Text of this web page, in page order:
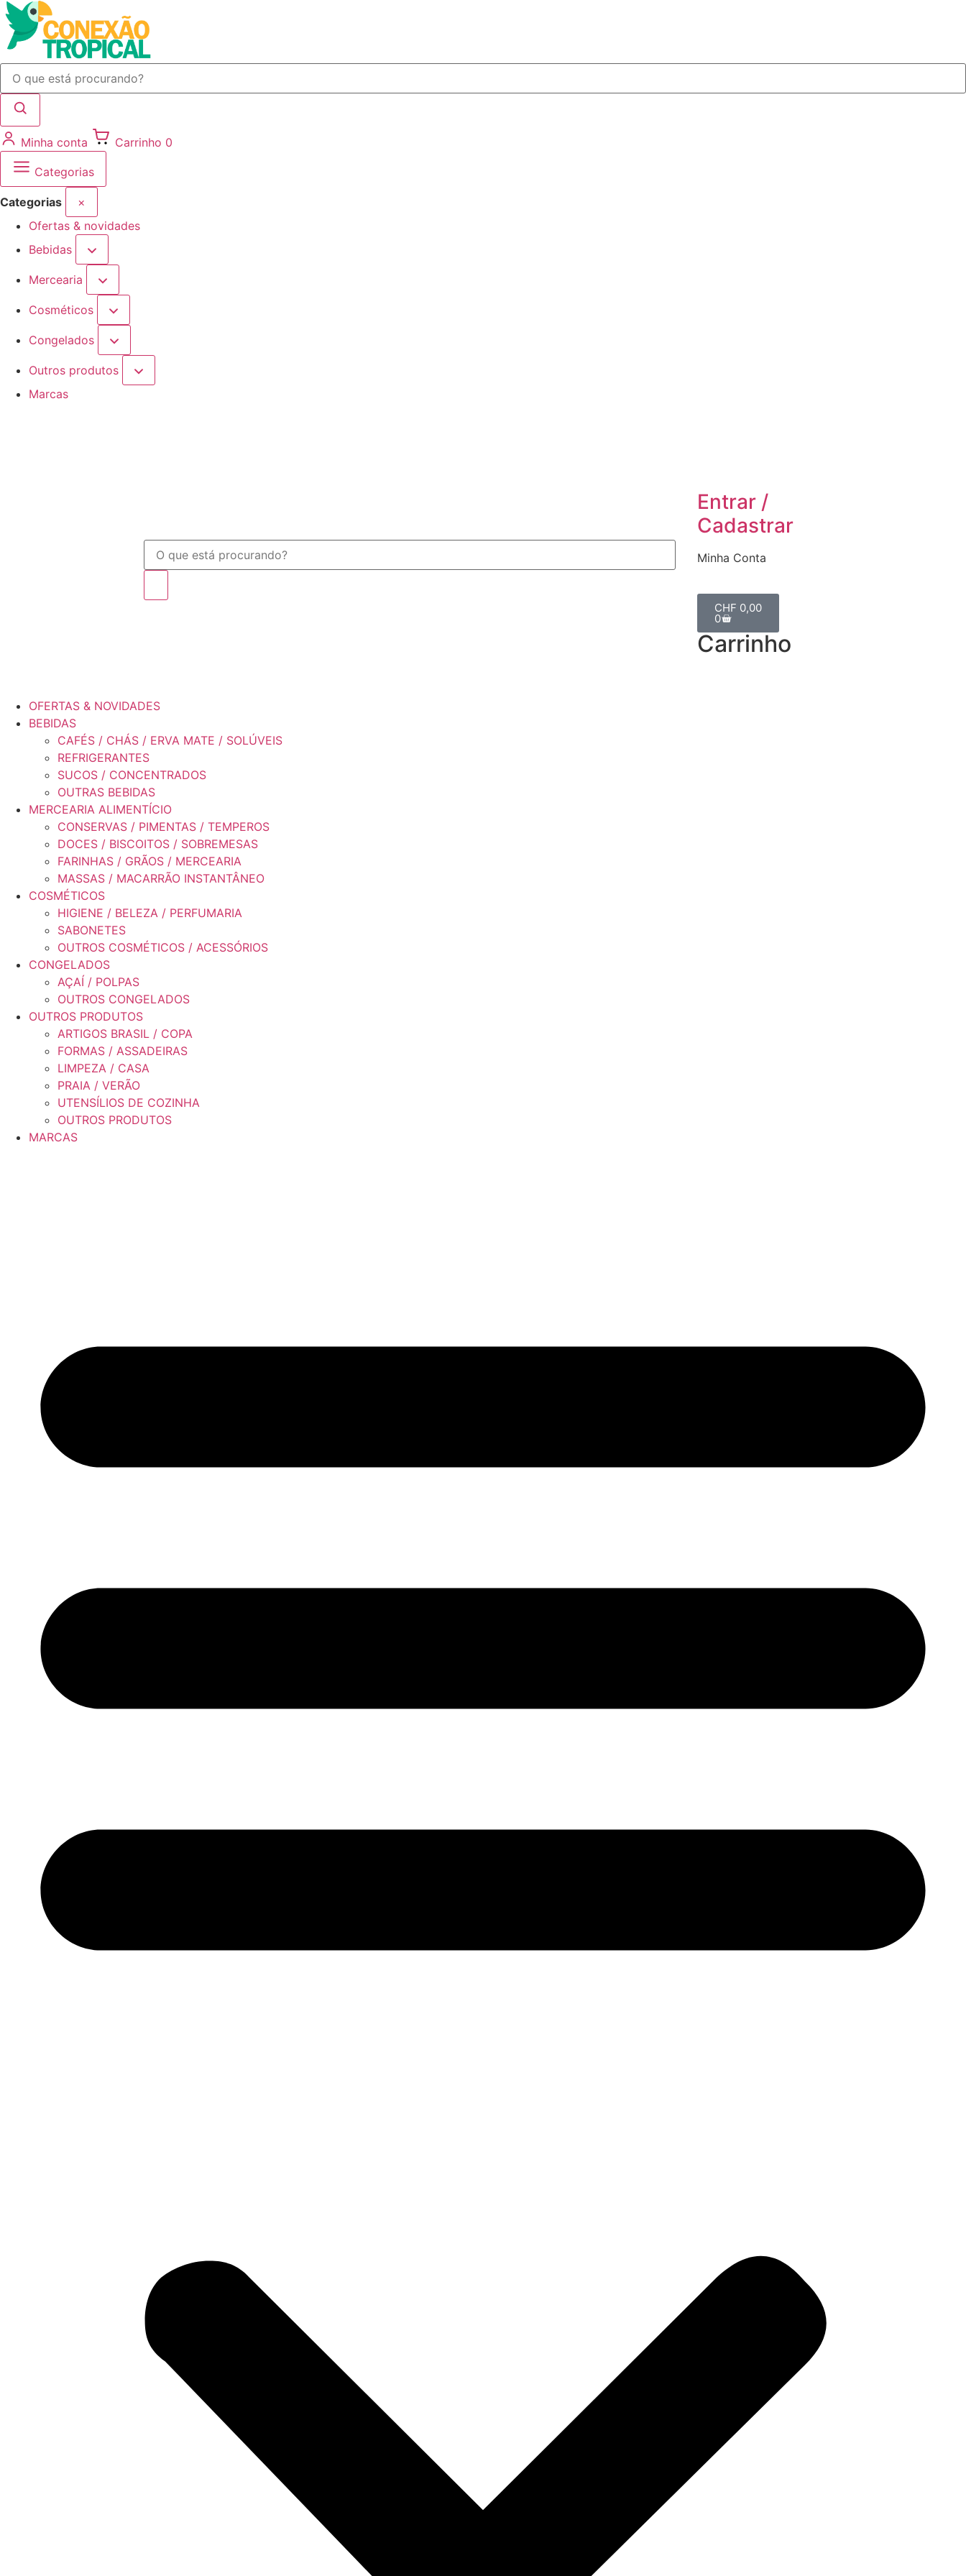
Minha conta Carrinho 0
Categorias
Categorias
×
Ofertas & novidades
Bebidas
Mercearia
Cosméticos
Congelados
Outros produtos
Marcas
Entrar /
Cadastrar
Minha Conta
CHF 0,00
0
Carrinho
OFERTAS & NOVIDADES
BEBIDAS
CAFÉS / CHÁS / ERVA MATE / SOLÚVEIS
REFRIGERANTES
SUCOS / CONCENTRADOS
OUTRAS BEBIDAS
MERCEARIA ALIMENTÍCIO
CONSERVAS / PIMENTAS / TEMPEROS
DOCES / BISCOITOS / SOBREMESAS
FARINHAS / GRÃOS / MERCEARIA
MASSAS / MACARRÃO INSTANTÂNEO
COSMÉTICOS
HIGIENE / BELEZA / PERFUMARIA
SABONETES
OUTROS COSMÉTICOS / ACESSÓRIOS
CONGELADOS
AÇAÍ / POLPAS
OUTROS CONGELADOS
OUTROS PRODUTOS
ARTIGOS BRASIL / COPA
FORMAS / ASSADEIRAS
LIMPEZA / CASA
PRAIA / VERÃO
UTENSÍLIOS DE COZINHA
OUTROS PRODUTOS
MARCAS